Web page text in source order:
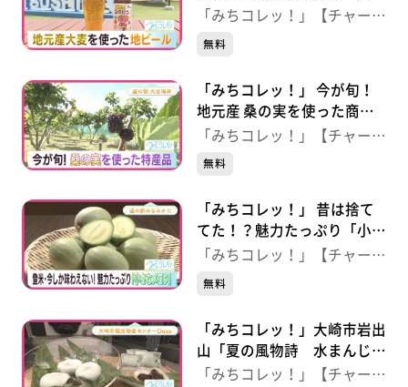
【東松島・GRAND HOPE】
「みちコレッ！」【チャー
ジ！】
無料
「みちコレッ！」 今が旬！
地元産 桑の実を使った商品
【気仙沼市・道の駅大谷海
「みちコレッ！」【チャー
ジ！】
無料
「みちコレッ！」 昔は捨て
てた！？魅力たっぷり「小さ
なメロン」【登米市・道の駅
「みちコレッ！」【チャー
ジ！】
無料
「みちコレッ！」大崎市岩出
山「夏の風物詩 水まんじゅ
う」【大崎市観光物産センタ
「みちコレッ！」【チャー